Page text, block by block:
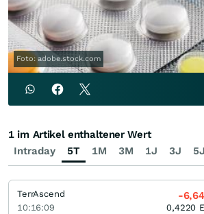
Foto: adobe.stock.com
Intraday 5T 1M 3M 1J 3J 5J
1 im Artikel enthaltener Wert
TerrAscend
10:16:09
-
0,4220